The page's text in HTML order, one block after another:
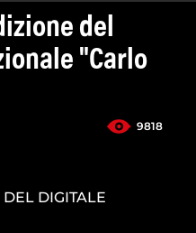
del
"Carlo
9818
DIGITALE